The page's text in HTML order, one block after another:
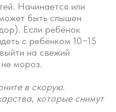
Начинается или
быть слышен
Если ребёнок
с ребёнком 10−15
на свежий
не мороз.
в скорую.
которые снимут